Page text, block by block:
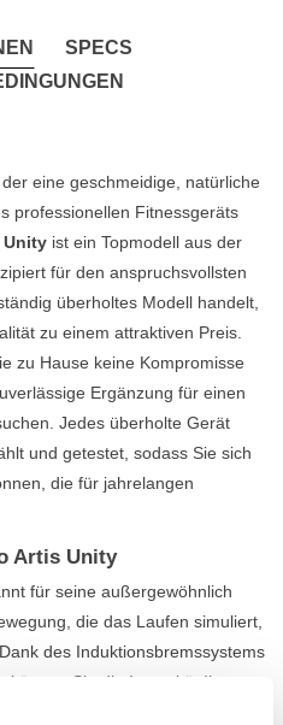
SPECS
eine geschmeidige, natürliche
professionellen Fitnessgeräts
Unity ist ein Topmodell aus der
für den anspruchsvollsten
überholtes Modell handelt,
zu einem attraktiven Preis.
zu Hause keine Kompromisse
Ergänzung für einen
Jedes überholte Gerät
und getestet, sodass Sie sich
die für jahrelangen
Artis Unity
für seine außergewöhnlich
die das Laufen simuliert,
des Induktionsbremssystems
können Sie die Intensität Ihres
von einem ruhigen Aufwärmen